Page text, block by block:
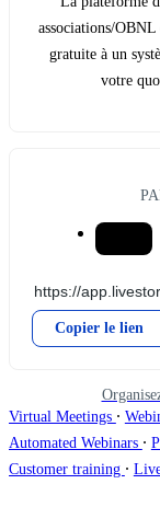
associations/
gratuite à un
votre
Copier le lien
Virtual Meetings ∙
Automated Webinars ∙
Customer training ∙